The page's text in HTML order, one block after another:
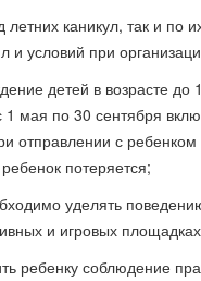
летних каникул, так и
и условий при
детей в возрасте
1 мая по 30 сентября
отправлении с
потеряется;
уделять
и игровых
ребенку соблюдение